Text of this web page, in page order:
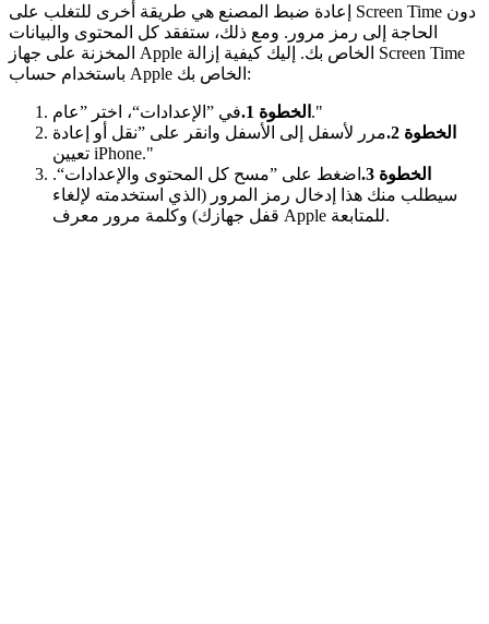
إعادة ضبط المصنع هي طريقة أخرى للتغلب على Screen Time دون
الحاجة إلى رمز مرور. ومع ذلك، ستفقد كل المحتوى والبيانات
المخزنة على جهاز Apple الخاص بك. إليك كيفية إزالة Screen Time
باستخدام حساب Apple الخاص بك:
الخطوة 1. في ”الإعدادات“، اختر ”عام."
الخطوة 2.
مرر لأسفل إلى الأسفل وانقر على ”نقل أو إعادة
تعيين iPhone."
الخطوة 3.
اضغط على ”مسح كل المحتوى والإعدادات“.
سيطلب منك هذا إدخال رمز المرور (الذي استخدمته لإلغاء
قفل جهازك) وكلمة مرور معرف Apple للمتابعة.